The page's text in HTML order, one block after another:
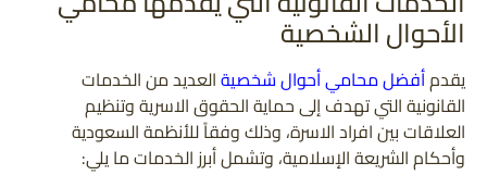
الأحوال الشخصية
يقدمأفضل محامي أحوال شخصيةالعديد من الخدمات
القانونية التي تهدف إلى حماية الحقوق الاسرية وتنظيم
العلاقات بين افراد الاسرة، وذلك وفقاً للأنظمة السعودية
وأحكام الشريعة الإسلامية، وتشمل أبرز الخدمات ما يلي: